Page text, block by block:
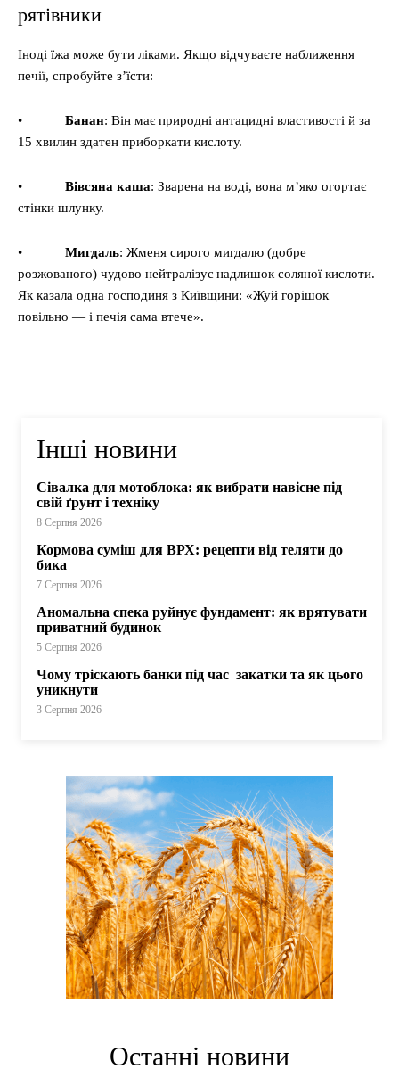
рятівники
Іноді їжа може бути ліками. Якщо відчуваєте наближення
печії, спробуйте з’їсти:
• Банан: Він має природні антацидні властивості й за
15 хвилин здатен приборкати кислоту.
• Вівсяна каша: Зварена на воді, вона м’яко огортає
стінки шлунку.
• Мигдаль: Жменя сирого мигдалю (добре
розжованого) чудово нейтралізує надлишок соляної кислоти.
Як казала одна господиня з Київщини: «Жуй горішок
повільно — і печія сама втече».
Інші новини
Сівалка для мотоблока: як вибрати навісне під
свій ґрунт і техніку
8 Серпня 2026
Кормова суміш для ВРХ: рецепти від теляти до
бика
7 Серпня 2026
Аномальна спека руйнує фундамент: як врятувати
приватний будинок
5 Серпня 2026
Чому тріскають банки під час закатки та як цього
уникнути
3 Серпня 2026
Останні новини